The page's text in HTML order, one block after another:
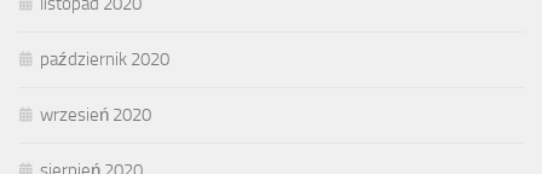
październik 2020
wrzesień 2020